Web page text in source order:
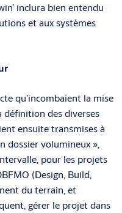
inclura bien entendu
et aux systèmes
qu’incombaient la mise
définition des diverses
ensuite transmises à
dossier volu­mineux »,
pour les projets
(Design, Build,
du terrain, et
gérer le projet dans